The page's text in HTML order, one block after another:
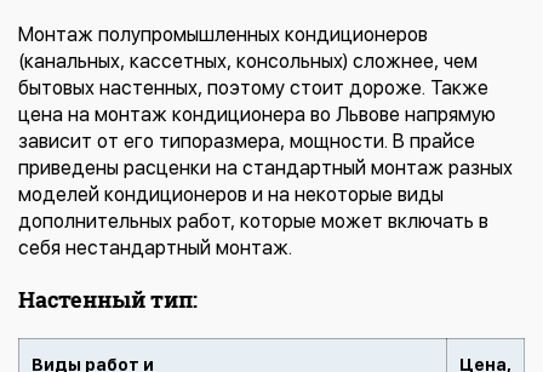
Монтаж полупромышленных кондиционеров
(канальных, кассетных, консольных) сложнее, чем
бытовых настенных, поэтому стоит дороже. Также
цена на монтаж кондиционера во Львове напрямую
зависит от его типоразмера, мощности. В прайсе
приведены расценки на стандартный монтаж разных
моделей кондиционеров и на некоторые виды
дополнительных работ, которые может включать в
себя нестандартный монтаж.
Настенный тип:
Виды работ и
Цена,